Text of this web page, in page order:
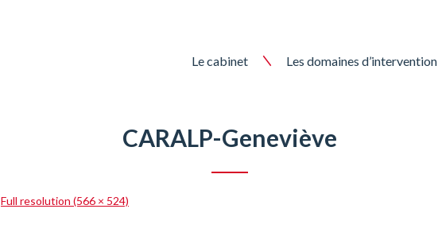
to
Le cabinet Les domaines d’intervention
CARALP-Geneviève
Full resolution (566 × 524)